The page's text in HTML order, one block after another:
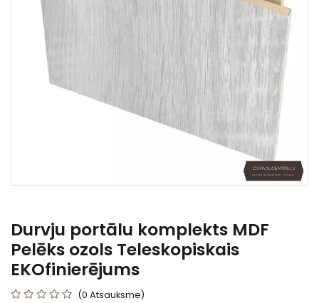
Durvju portālu komplekts MDF
Pelēks ozols Teleskopiskais
EKOfinierējums
(0 Atsauksme)